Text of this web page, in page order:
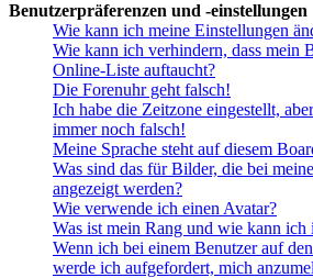
Benutzerpräferenzen und -einstellungen
Wie kann ich meine Einstellungen
Wie kann ich verhindern, dass mein
Online-Liste auftaucht?
Die Forenuhr geht falsch!
Ich habe die Zeitzone eingestellt,
immer noch falsch!
Meine Sprache steht auf diesem
Was sind das für Bilder, die bei
angezeigt werden?
Wie verwende ich einen Avatar?
Was ist mein Rang und wie kann ich
Wenn ich bei einem Benutzer auf
werde ich aufgefordert, mich